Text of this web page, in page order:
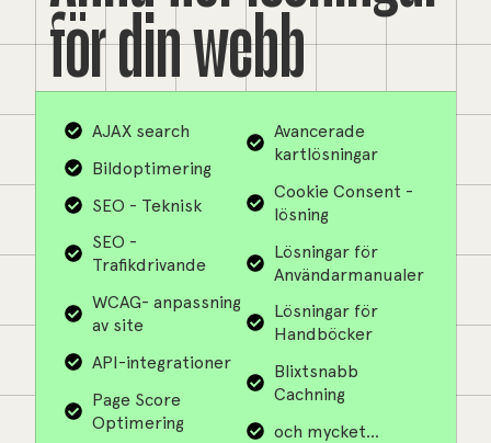
för din webb
AJAX search
Bildoptimering
SEO - Teknisk
SEO -
Trafikdrivande
WCAG- anpassning
av site
API-integrationer
Page Score
Optimering
Avancerade
kartlösningar
Cookie Consent -
lösning
Lösningar för
Användarmanualer
Lösningar för
Handböcker
Blixtsnabb
Cachning
och mycket...